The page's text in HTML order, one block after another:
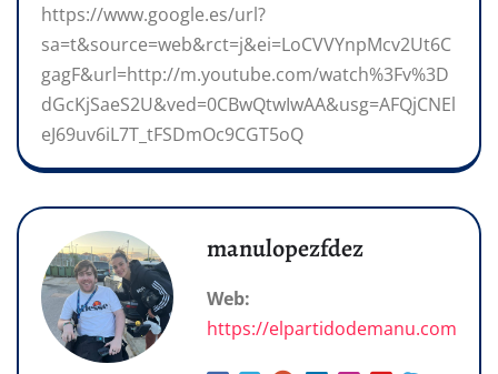
https://www.google.es/url?
sa=t&source=web&rct=j&ei=LoCVVYnpMcv2Ut6C
gagF&url=http://m.youtube.com/watch%3Fv%3D
dGcKjSaeS2U&ved=0CBwQtwIwAA&usg=AFQjCNEl
eJ69uv6iL7T_tFSDmOc9CGT5oQ
manulopezfdez
Web:
https://elpartidodemanu.com